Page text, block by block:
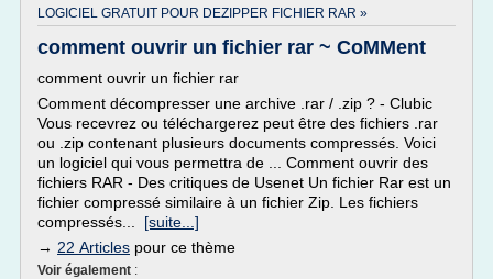
LOGICIEL GRATUIT POUR DEZIPPER FICHIER RAR »
comment ouvrir un fichier rar ~ CoMMent
comment ouvrir un fichier rar
Comment décompresser une archive .rar / .zip ? - Clubic
Vous recevrez ou téléchargerez peut être des fichiers .rar
ou .zip contenant plusieurs documents compressés. Voici
un logiciel qui vous permettra de ... Comment ouvrir des
fichiers RAR - Des critiques de Usenet Un fichier Rar est un
fichier compressé similaire à un fichier Zip. Les fichiers
compressés... [suite...]
→ 22 Articles pour ce thème
Voir également :